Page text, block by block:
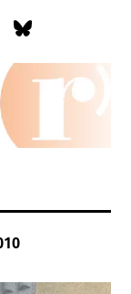
Bluesky